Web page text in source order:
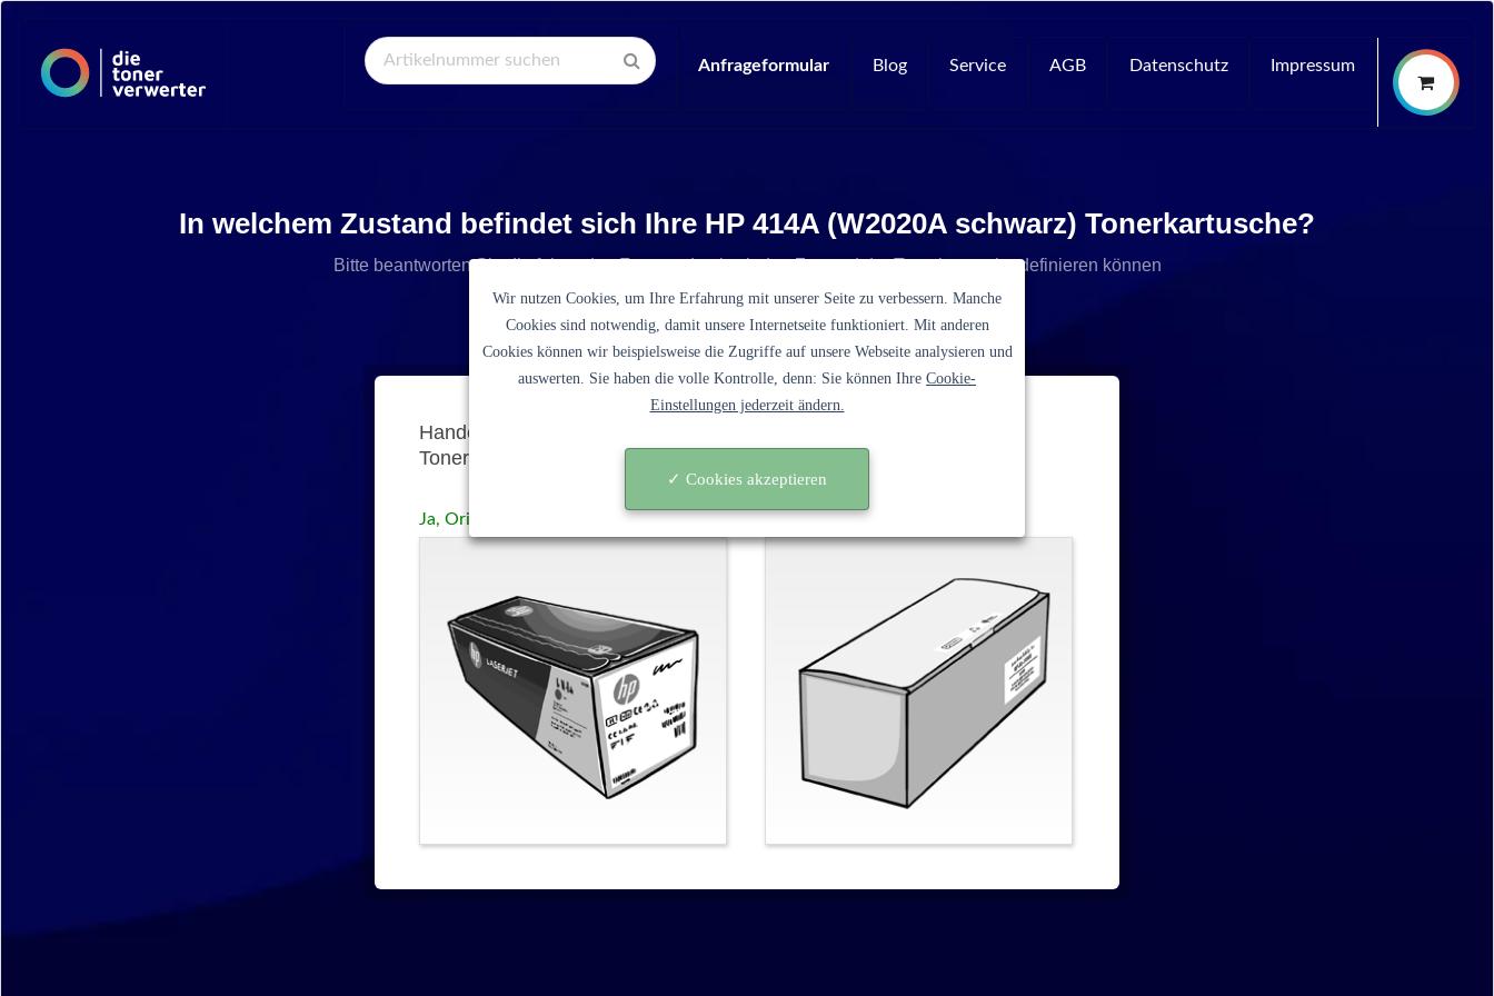
Global Search
Anfrageformular
Blog Service AGB Datenschutz Impressum
In welchem Zustand befindet sich Ihre HP 414A (W2020A schwarz) Tonerkartusche?
Bitte beantworten Sie die folgenden Fragen, damit wir den Zustand der Tonerkartusche definieren können
Handelt es sich bei der 414A (W2020A schwarz) um eine originale
Tonerkartusche des Druckerherstellers HP?
Ja, Original-HP Nein
Wir nutzen Cookies, um Ihre Erfahrung mit unserer Seite zu verbessern. Manche
Cookies sind notwendig, damit unsere Internetseite funktioniert. Mit anderen
Cookies können wir beispielsweise die Zugriffe auf unsere Webseite analysieren und
auswerten. Sie haben die volle Kontrolle, denn: Sie können Ihre Cookie-
Einstellungen jederzeit ändern.
✓ Cookies akzeptieren